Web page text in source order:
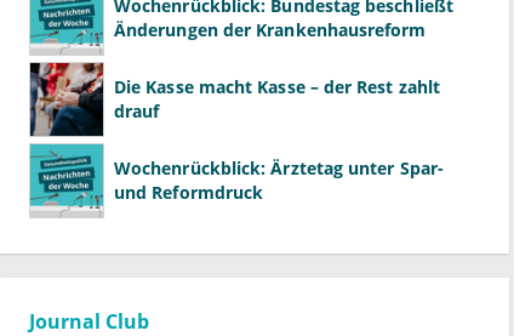
Wochenrückblick: Bundestag beschließt
Änderungen der Krankenhausreform
Die Kasse macht Kasse – der Rest zahlt
drauf
Wochenrückblick: Ärztetag unter Spar-
und Reformdruck
Journal Club